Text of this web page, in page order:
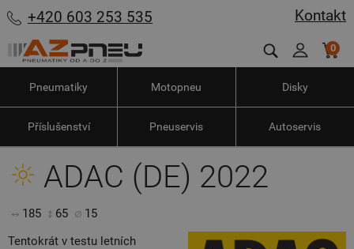
Kontakt
+420 603 253 535
0
Pneumatiky Motopneu Disky
Příslušenství Pneuservis Autoservis
ADAC (DE) 2022
185 65
15
Tentokrát v testu letních